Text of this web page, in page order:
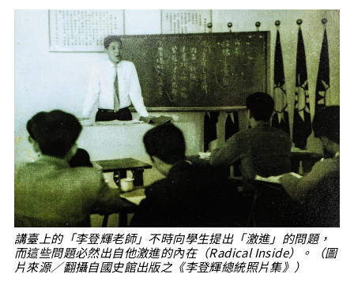
講臺上的「李登輝老師」不時向學生提出「激進」的問題，
而這些問題必然出自他激進的內在（Radical Inside）。（圖
片來源／翻攝自國史館出版之《李登輝總統照片集》）